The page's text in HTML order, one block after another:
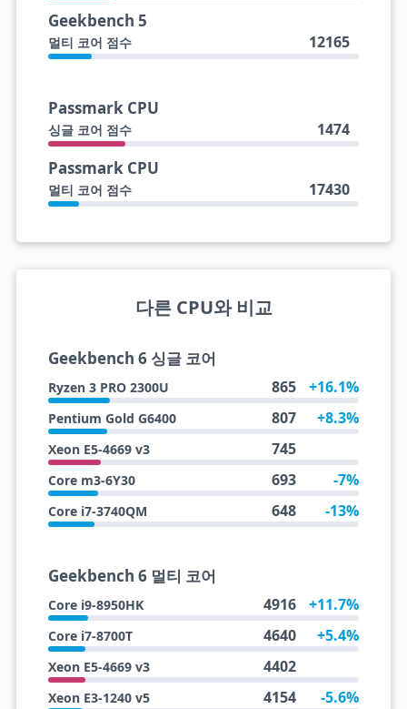
Geekbench 5
멀티 코어 점수 12165
Passmark CPU
싱글 코어 점수 1474
Passmark CPU
멀티 코어 점수 17430
다른 CPU와 비교
Geekbench 6 싱글 코어
Ryzen 3 PRO 2300U 865 +16.1%
Pentium Gold G6400 807 +8.3%
Xeon E5-4669 v3 745
Core m3-6Y30 693 -7%
Core i7-3740QM 648 -13%
Geekbench 6 멀티 코어
Core i9-8950HK 4916 +11.7%
Core i7-8700T 4640 +5.4%
Xeon E5-4669 v3 4402
Xeon E3-1240 v5 4154 -5.6%